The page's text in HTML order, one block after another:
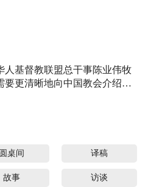
人基督教联盟总干事陈业伟牧
要更清晰地向中国教会介绍福
圆桌间 译稿
故事 访谈